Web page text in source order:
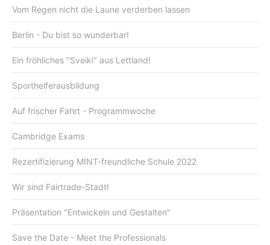
Vom Regen nicht die Laune verderben lassen
Berlin - Du bist so wunderbar!
Ein fröhliches "Sveiki" aus Lettland!
Sporthelferausbildung
Auf frischer Fahrt - Programmwoche
Cambridge Exams
Rezertifizierung MINT-freundliche Schule 2022
Wir sind Fairtrade-Stadt!
Präsentation "Entwickeln und Gestalten"
Save the Date - Meet the Professionals